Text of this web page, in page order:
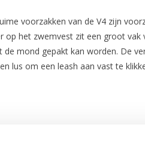
voorzakken van de V4 zijn
op het zwemvest zit een groot vak
mond gepakt kan worden. De
lus om een leash aan vast te